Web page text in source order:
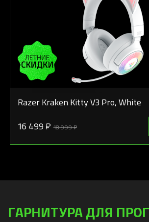
Razer Kraken Kitty V3 Pro, White
16 499 ₽ 18 999 ₽
ГАРНИТУРА ДЛЯ